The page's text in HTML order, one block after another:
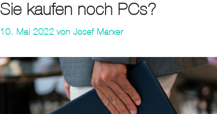
Sie kaufen noch PCs?
10. Mai 2022 von Josef Marxer